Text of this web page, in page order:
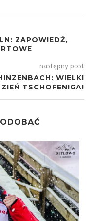
ZAPOWIEDŹ,
następny post
WIELKI
TSCHOFENIGA!